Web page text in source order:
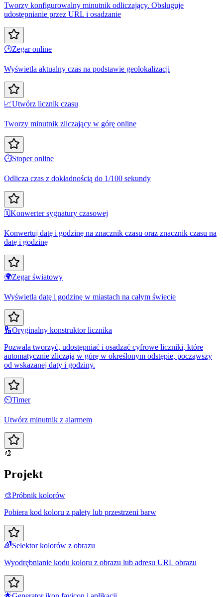
Tworzy konfigurowalny minutnik odliczający. Obsługuje
udostępnianie przez URL i osadzanie
🕒Zegar online
Wyświetla aktualny czas na podstawie geolokalizacji
📈Utwórz licznik czasu
Tworzy minutnik zliczający w górę online
⏱️Stoper online
Odlicza czas z dokładnością do 1/100 sekundy
🗓️Konwerter sygnatury czasowej
Konwertuj datę i godzinę na znacznik czasu oraz znacznik czasu na
datę i godzinę
🌍Zegar światowy
Wyświetla datę i godzinę w miastach na całym świecie
🔢Oryginalny konstruktor licznika
Pozwala tworzyć, udostępniać i osadzać cyfrowe liczniki, które
automatycznie zliczają w górę w określonym odstępie, począwszy
od wskazanej daty i godziny.
⏲️Timer
Utwórz minutnik z alarmem
🎨
Projekt
🎨Próbnik kolorów
Pobiera kod koloru z palety lub przestrzeni barw
🌈Selektor kolorów z obrazu
Wyodrębnianie kodu koloru z obrazu lub adresu URL obrazu